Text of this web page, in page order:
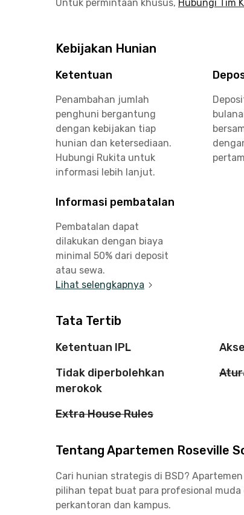
Untuk permintaan khusus, Hubungi Tim
Kebijakan Hunian
Ketentuan
Penambahan jumlah
penghuni bergantung
dengan kebijakan tiap
hunian dan ketersediaan.
Hubungi Rukita untuk
informasi lebih lanjut.
Informasi pembatalan
Pembatalan dapat
dilakukan dengan biaya
minimal 50% dari deposit
atau sewa.
Lihat selengkapnya
Tata Tertib
Ketentuan IPL
Tidak diperbolehkan
merokok
Extra House Rules
Tentang Apartemen Roseville
Cari hunian strategis di BSD?
pilihan tepat buat para profesional
perkantoran dan kampus.